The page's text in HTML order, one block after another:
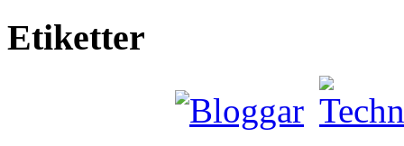
Etiketter